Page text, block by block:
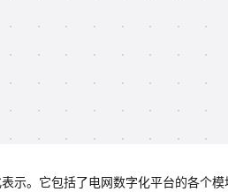
示。它包括了电网数字化平台的各个模